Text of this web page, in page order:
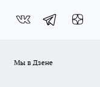
Мы в Дзене